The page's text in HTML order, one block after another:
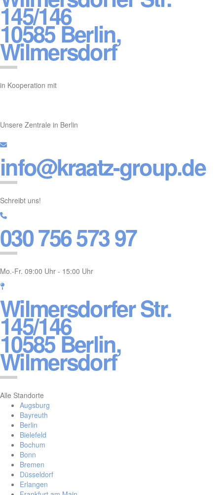
145/146
10585 Berlin,
Wilmersdorf
in Kooperation mit
Unsere Zentrale in Berlin
info@kraatz-group.de
Schreibt uns!
030 756 573 97
Mo.-Fr. 09:00 Uhr - 15:00 Uhr
Wilmersdorfer Str.
145/146
10585 Berlin,
Wilmersdorf
Alle Standorte
Augsburg
Bayreuth
Berlin
Bielefeld
Bochum
Bonn
Bremen
Düsseldorf
Erlangen